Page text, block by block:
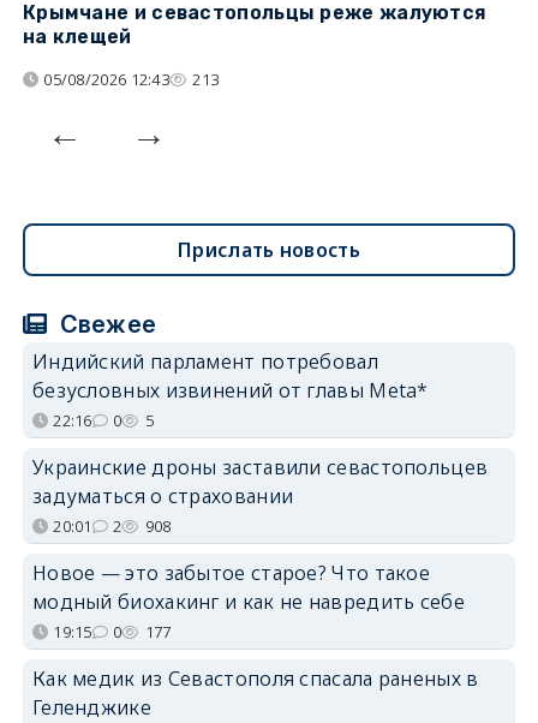
Крымчане и севастопольцы реже жалуются
на клещей
05/08/2026 12:43 213
Прислать новость
Свежее
Индийский парламент потребовал
безусловных извинений от главы Meta*
22:16 0 5
Украинские дроны заставили севастопольцев
задуматься о страховании
20:01 2 908
Новое — это забытое старое? Что такое
модный биохакинг и как не навредить себе
19:15 0 177
Как медик из Севастополя спасала раненых в
Геленджике